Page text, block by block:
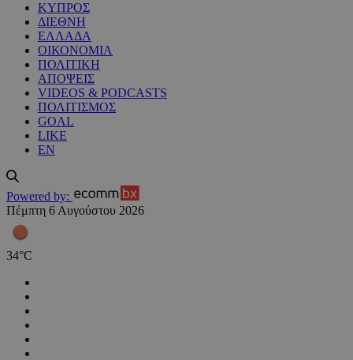
ΚΥΠΡΟΣ
ΔΙΕΘΝΗ
ΕΛΛΑΔΑ
ΟΙΚΟΝΟΜΙΑ
ΠΟΛΙΤΙΚΗ
ΑΠΟΨΕΙΣ
VIDEOS & PODCASTS
ΠΟΛΙΤΙΣΜΟΣ
GOAL
LIKE
EN
Powered by:
Πέμπτη 6 Αυγούστου 2026
34°C